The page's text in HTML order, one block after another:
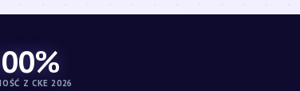
Z CKE 2026